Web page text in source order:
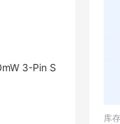
3-Pin S
库